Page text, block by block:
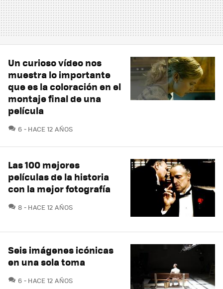
Un curioso vídeo nos
muestra lo importante
que es la coloración en el
montaje final de una
película
6 COMENTARIOS
HACE 12 AÑOS
Las 100 mejores
películas de la historia
con la mejor fotografía
8 COMENTARIOS
HACE 12 AÑOS
Seis imágenes icónicas
en una sola toma
6 COMENTARIOS
HACE 12 AÑOS